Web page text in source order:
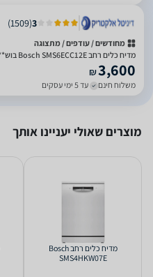
3
(
1509
)
מחודשים / עודפים / מתצוגה
מדיח כלים ‏רחב Bosch SMS6ECC12E בוש***מתצוגה***
₪3,600
משלוח חינם עד 5 ימי עסקים
מוצרים שאולי יעניינו אותך
מדיח כלים ‏רחב Bosch
SMS4HKW07E